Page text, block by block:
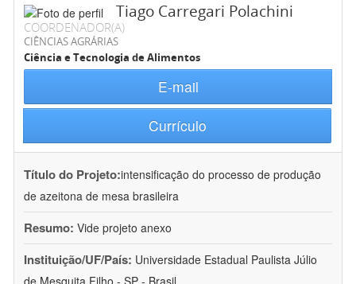
Tiago Carregari Polachini
COORDENADOR(A)
CIÊNCIAS AGRÁRIAS
Ciência e Tecnologia de Alimentos
E-mail
Currículo
Título do Projeto:intensificação do processo de produção
de azeitona de mesa brasileira
Resumo: Vide projeto anexo
Instituição/UF/País: Universidade Estadual Paulista Júlio